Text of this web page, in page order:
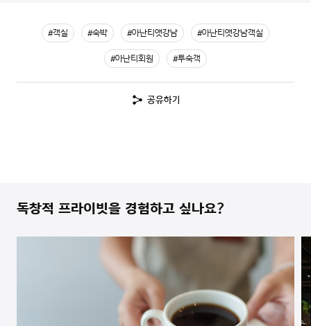
#객실 #숙박 #아난티앳강남 #아난티앳강남객실
#아난티회원 #투숙객
공유하기
독창적 프라이빗을 경험하고 싶나요?